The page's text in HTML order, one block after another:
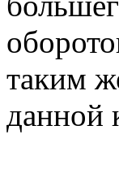
таким
данной